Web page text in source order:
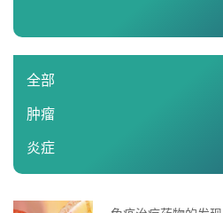
全部
肿瘤
炎症